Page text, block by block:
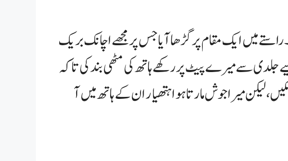
راستے میں ایک مقام پر گڑھا آیا جس پر مجھے اچانک بریک
جلدی سے میرے پیٹ پر رکھے ہاتھ کی مٹھی بند کی تاکہ
لیکن میرا جوش مارتا ہوا ہتھیار ان کے ہاتھ میں آ